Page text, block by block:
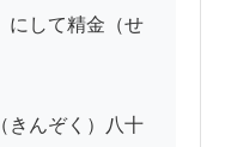
して精金（せ
んぞく）八十